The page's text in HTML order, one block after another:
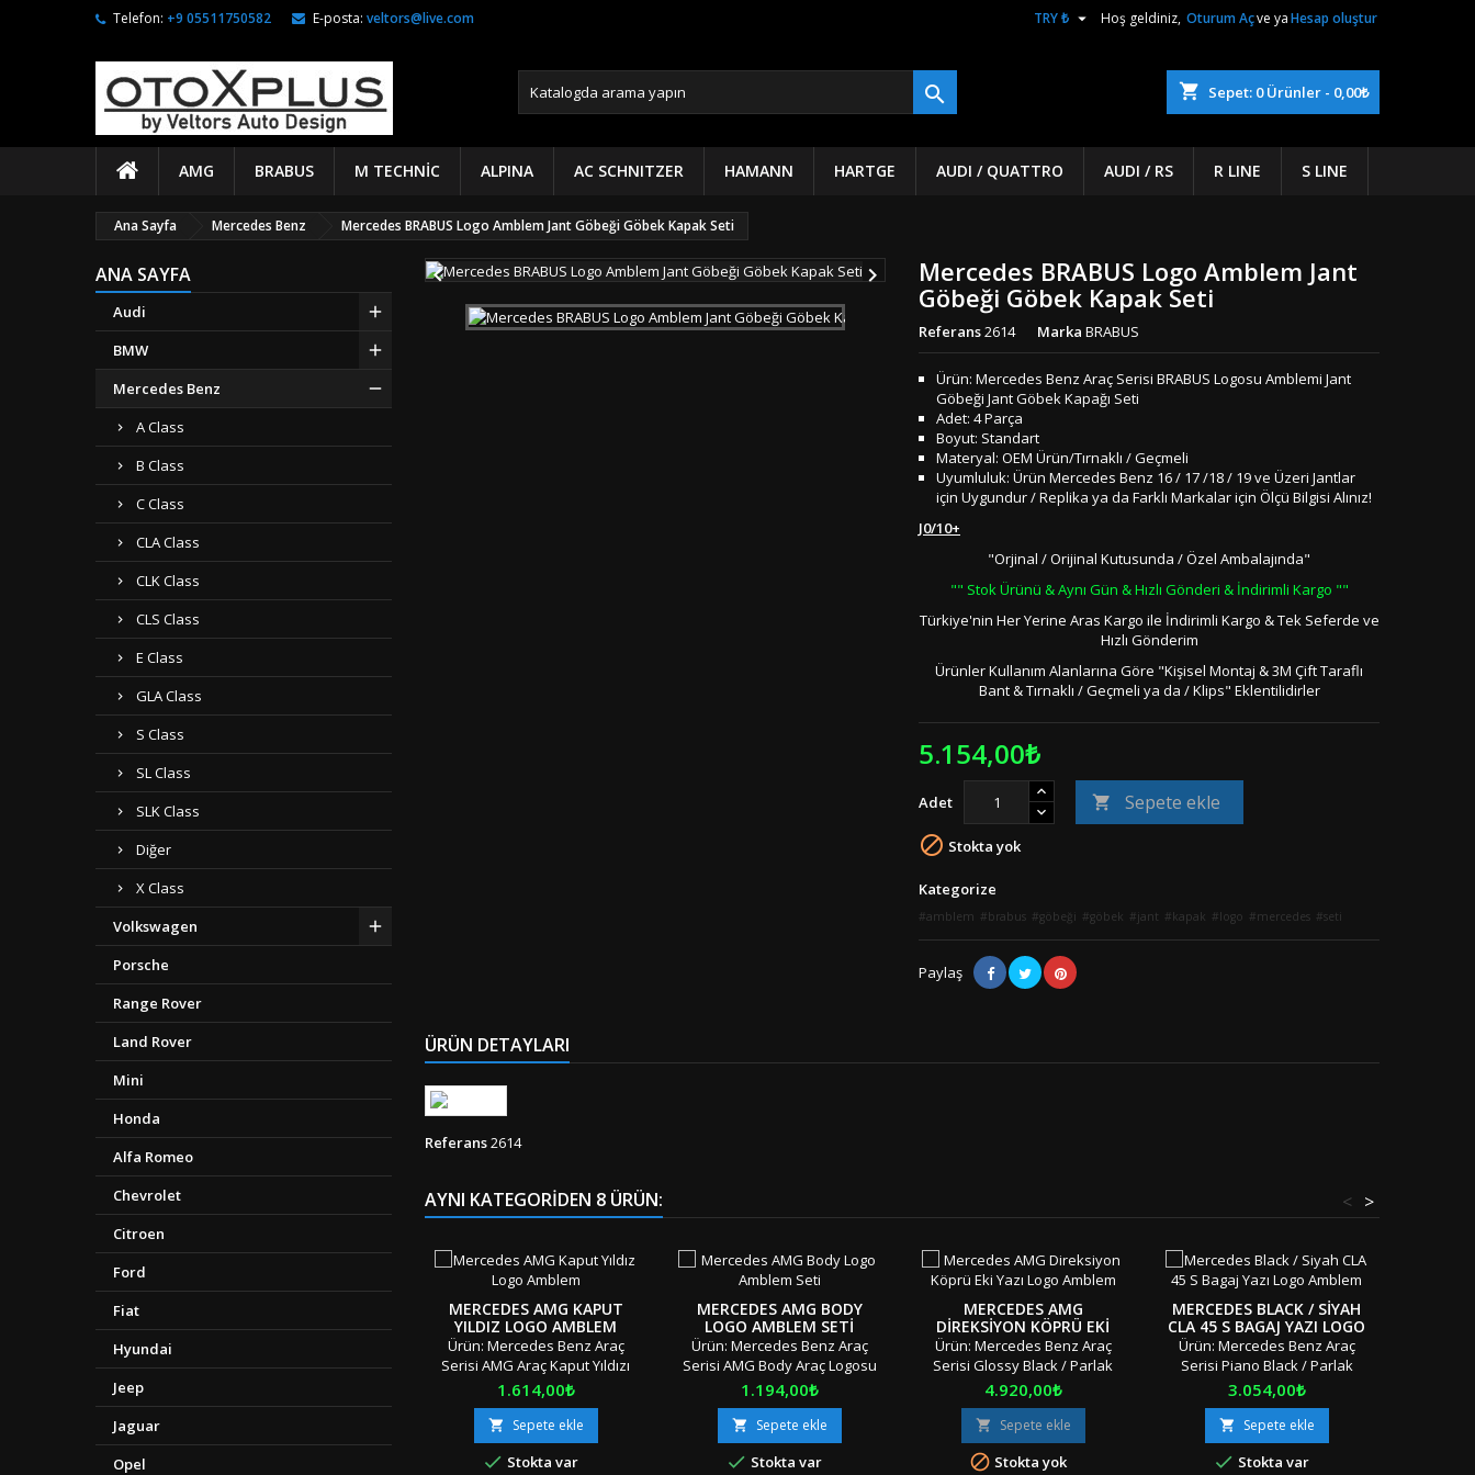
Telefon: +9 05511750582 E-posta: veltors@live.com Hoş geldiniz, Oturum Açve yaHesap oluştur
TRY ₺ 
shopping_cart Sepet: 0Ürünler - 0,00₺

AMG BRABUS M TECHNIC ALPINA AC SCHNITZER HAMANN HARTGE AUDI / QUATTRO AUDI / RS R LINE S LINE
Ana Sayfa Mercedes Benz Mercedes BRABUS Logo Amblem Jant Göbeği Göbek Kapak Seti
ANA SAYFA
Audi
BMW
Mercedes Benz
A Class
B Class
C Class
CLA Class
CLK Class
CLS Class
E Class
GLA Class
S Class
SL Class
SLK Class
Diğer
X Class
Volkswagen
Porsche
Range Rover
Land Rover
Mini
Honda
Alfa Romeo
Chevrolet
Citroen
Ford
Fiat
Hyundai
Jeep
Jaguar
Opel
 
Mercedes BRABUS Logo Amblem Jant
Göbeği Göbek Kapak Seti
Referans2614 Marka BRABUS
Ürün: Mercedes Benz Araç Serisi BRABUS Logosu Amblemi Jant
Göbeği Jant Göbek Kapağı Seti
Adet: 4 Parça
Boyut: Standart
Materyal: OEM Ürün/Tırnaklı / Geçmeli
Uyumluluk: Ürün Mercedes Benz 16 / 17 /18 / 19 ve Üzeri Jantlar
için Uygundur / Replika ya da Farklı Markalar için Ölçü Bilgisi Alınız!
J0/10+
"Orjinal / Orijinal Kutusunda / Özel Ambalajında"
"" Stok Ürünü & Aynı Gün & Hızlı Gönderi & İndirimli Kargo ""
Türkiye'nin Her Yerine Aras Kargo ile İndirimli Kargo & Tek Seferde ve
Hızlı Gönderim
Ürünler Kullanım Alanlarına Göre "Kişisel Montaj & 3M Çift Taraflı
Bant & Tırnaklı / Geçmeli ya da / Klips" Eklentilidirler
5.154,00₺
Adet  Sepete ekle
 Stokta yok
Kategorize
amblem brabus göbeği göbek jant kapak logo mercedes seti
Paylaş
ÜRÜN DETAYLARI
Referans2614
AYNI KATEGORIDEN 8 ÜRÜN: >
<
MERCEDES AMG KAPUT
YILDIZ LOGO AMBLEM
Ürün: Mercedes Benz Araç
Serisi AMG Araç Kaput Yıldızı
Logosu Amblemi Adet: Tek
Parça (Montaj Ekipman Setli)
Boyut: Standart Materyal:
OEM Ürün/ Geçmeli / Vidalı
Uyumluluk: Tüm Sınıf ve
Fiyat
1.614,00₺
 Sepete ekle
 Stokta var
MERCEDES AMG BODY
LOGO AMBLEM SETI
Ürün: Mercedes Benz Araç
Serisi AMG Body Araç Logosu
Amblemi Seti Adet: 2 Parça
Boyut: Standart MMateryal:
OEM Ürün/Çift Taraflı Bant
Uyumluluk: Tüm Sınıf ve
SerilerK2/11"Orjinal / Orijinal
Fiyat
1.194,00₺
 Sepete ekle
 Stokta var
MERCEDES AMG
DIREKSIYON KÖPRÜ EKI
YAZI LOGO AMBLEM
Ürün: Mercedes Benz Araç
Serisi Glossy Black / Parlak
Siyah AMG Direksiyon Eki
Logosu Amblemi Adet: Tek
Parça Boyut: Standart
Materyal: OEM Ürün / Geçmeli
/ Tırnaklı Uyumluluk:
Fiyat
4.920,00₺
 Sepete ekle
 Stokta yok
MERCEDES BLACK / SIYAH
CLA 45 S BAGAJ YAZI LOGO
AMBLEM
Ürün: Mercedes Benz Araç
Serisi Piano Black / Parlak
Siyah CLA 45 S / CLA45 S Bagaj
Yazısı Logosu Amblemi Seti
Adet: Tek Parça Boyut:
Standart Materyal: OEM Ürün/
Çift Taraflı Bant Uyumluluk:
Fiyat
3.054,00₺
 Sepete ekle
 Stokta var